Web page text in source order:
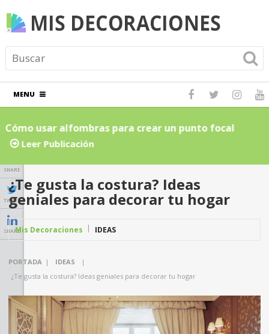
MENU
Cómo usar alfombras para crear un punto focal
atractivo en el hogar: Guía para principiantes
Leer Publicación
SHARE
TWEET
SHARE
¿Te gusta la costura? Ideas
geniales para decorar tu hogar
Mis Decoraciones IDEAS
PORTADA | IDEAS
|
¿Te gusta la costura? Ideas geniales para decorar tu hogar